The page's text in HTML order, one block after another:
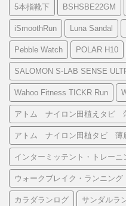
5本指靴下 BSHSBE22GM
iSmoothRun Luna Sandal
Pebble Watch POLAR H10
SALOMON S-LAB SENSE
Wahoo Fitness TICKR Run
アトム ナイロン田植えタビ
アトム ナイロン田植タビ 薄
インターミッテント・トレーニ
ウォークブレイク・ランニング
カラダランログ サンダルラ